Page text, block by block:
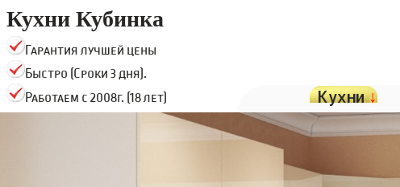
Кухни Кубинка
Гарантия лучшей цены
Быстро (Сроки 3 дня).
Работаем с 2008г. (18 лет)
Кухни↓